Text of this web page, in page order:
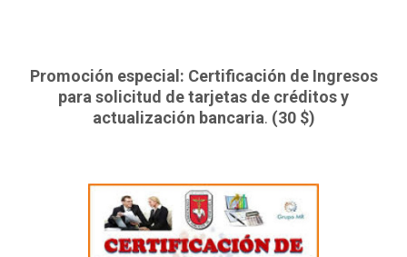
Promoción especial: Certificación de Ingresos
para solicitud de tarjetas de créditos y
actualización bancaria. (30 $)